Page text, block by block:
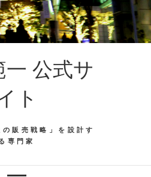
一 公式サ
ト
の販売戦略」を設計す
専門家